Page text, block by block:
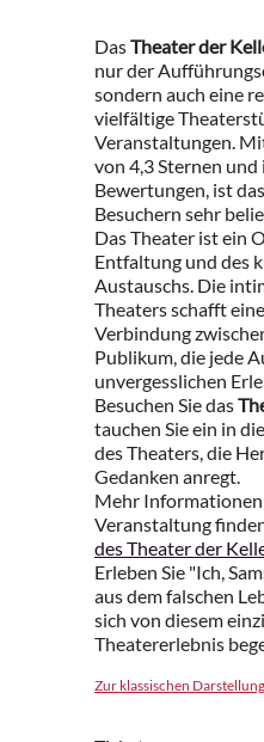
DasTheater der
nur der
sondern auch eine
vielfältige
Veranstaltungen.
von 4,3 Sternen und
Bewertungen, ist
Besuchern sehr
Das Theater ist ein
Entfaltung und des
Austauschs. Die
Theaters schafft
Verbindung
Publikum, die jede
unvergesslichen
Besuchen Sie das
tauchen Sie ein in
des Theaters, die
Gedanken anregt.
Mehr
Veranstaltung
des Theater der
Erleben Sie "Ich,
aus dem falschen
sich von diesem
Theatererlebnis
Zur klassischen